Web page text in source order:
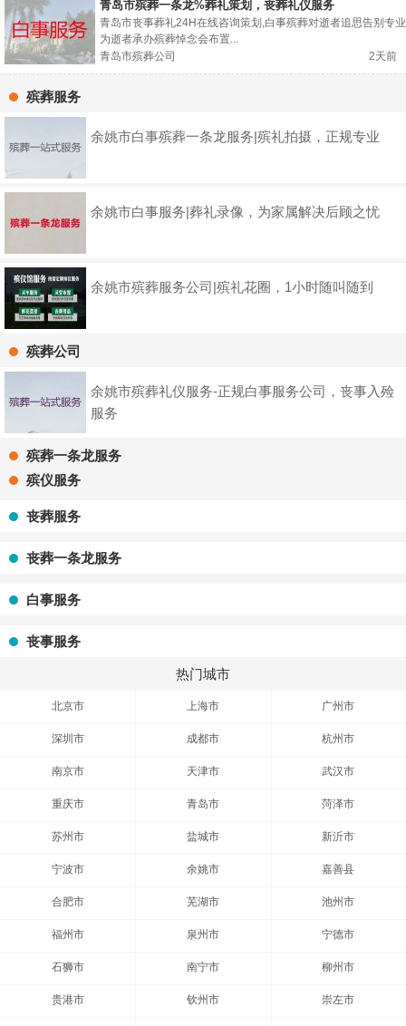
青岛市殡葬一条龙%葬礼策划，丧葬礼仪服务
青岛市丧事葬礼24H在线咨询策划,白事殡葬对逝者追思告别专业
为逝者承办殡葬悼念会布置...
青岛市殡葬公司
2天前
殡葬服务
余姚市白事殡葬一条龙服务|殡礼拍摄，正规专业
余姚市白事服务|葬礼录像，为家属解决后顾之忧
余姚市殡葬服务公司|殡礼花圈，1小时随叫随到
殡葬公司
余姚市殡葬礼仪服务-正规白事服务公司，丧事入殓
服务
殡葬一条龙服务
殡仪服务
丧葬服务
丧葬一条龙服务
白事服务
丧事服务
热门城市
北京市 上海市 广州市
深圳市 成都市 杭州市
南京市 天津市 武汉市
重庆市 青岛市 菏泽市
苏州市 盐城市 新沂市
宁波市 余姚市 嘉善县
合肥市 芜湖市 池州市
福州市 泉州市 宁德市
石狮市 南宁市 柳州市
贵港市 钦州市 崇左市